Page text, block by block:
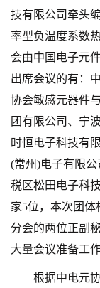
技有限公司牵头
率型负温度系数
会由中国电子元
出席会议的有：
协会敏感元器件
团有限公司、宁
时恒电子科技有
(常州)电子有限
税区松田电子科
家5位， 本次团体
分会的两位正副
大量会议准备工作
根据中电元